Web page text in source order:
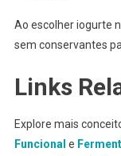
Ao escolher iogurte
sem conservantes
Links
Explore mais
Funcional e